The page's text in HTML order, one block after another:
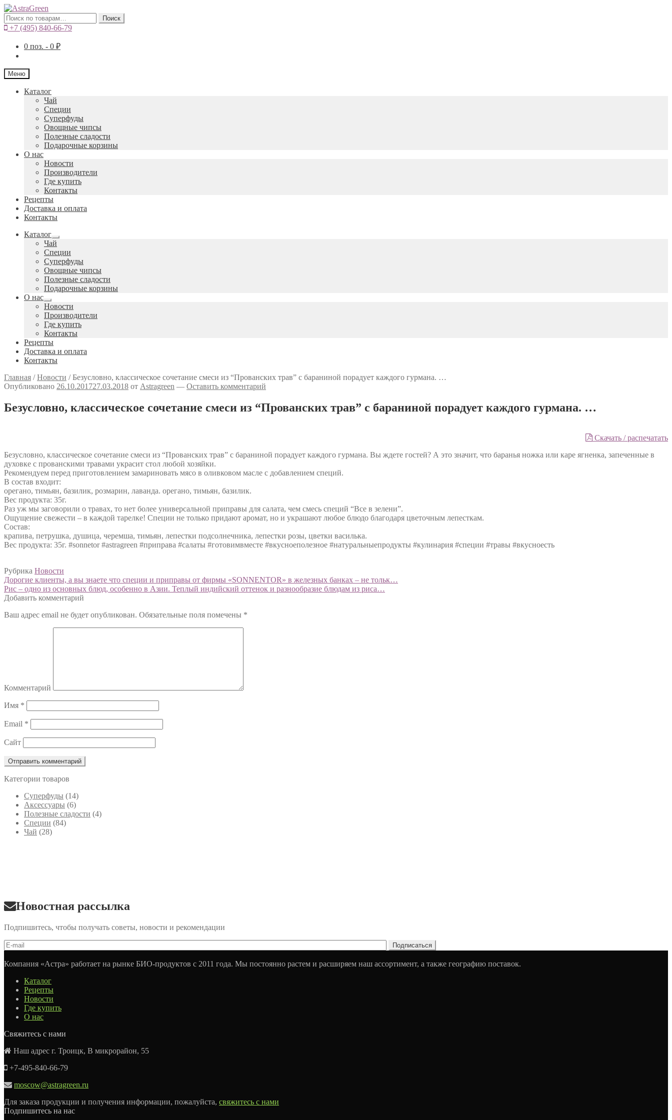
Искать: Поиск
+7 (495) 840-66-79
0 поз. - 0 ₽
Меню
Каталог
Чай
Специи
Cуперфуды
Овощные чипсы
Полезные сладости
Подарочные корзины
О нас
Новости
Производители
Где купить
Контакты
Рецепты
Доставка и оплата
Контакты
Каталог
Развернутое
вложенное
меню
Чай
Специи
Cуперфуды
Овощные чипсы
Полезные сладости
Подарочные корзины
О нас
Развернутое
вложенное
меню
Новости
Производители
Где купить
Контакты
Рецепты
Доставка и оплата
Контакты
Главная /Новости /Безусловно, классическое сочетание смеси из “Прованских трав” с бараниной порадует каждого гурмана. …
Опубликовано 26.10.201727.03.2018 от Astragreen — Оставить комментарий
Безусловно, классическое сочетание смеси из “Прованских трав” с бараниной порадует каждого гурмана. …
Скачать / распечатать
Безусловно, классическое сочетание смеси из “Прованских трав” с бараниной порадует каждого гурмана. Вы ждете гостей? А это значит, что баранья ножка или каре ягненка, запеченные в
духовке с прованскими травами украсит стол любой хозяйки.
Рекомендуем перед приготовлением замариновать мясо в оливковом масле с добавлением специй.
В состав входит:
орегано, тимьян, базилик, розмарин, лаванда. орегано, тимьян, базилик.
Вес продукта: 35г.
Раз уж мы заговорили о травах, то нет более универсальной приправы для салата, чем смесь специй “Все в зелени”.
Ощущение свежести – в каждой тарелке! Специи не только придают аромат, но и украшают любое блюдо благодаря цветочным лепесткам.
Состав:
крапива, петрушка, душица, черемша, тимьян, лепестки подсолнечника, лепестки розы, цветки василька.
Вес продукта: 35г. #sonnetor #astragreen #приправа #салаты #готовимвместе #вкусноеполезное #натуральныепродукты #кулинария #специи #травы #вкусноесть
Рубрика Новости
Навигация
по
Предыдущий:
Дорогие клиенты, а вы знаете что специи и приправы от фирмы «SONNENTOR» в железных банках – не тольк…
Следующий:
Рис – одно из основных блюд, особенно в Азии. Теплый индийский оттенок и разнообразие блюдам из риса…
Добавить комментарий
Ваш адрес email не будет опубликован. Обязательные поля помечены *
Комментарий
Имя *
Email *
Сайт
Категории товаров
Cуперфуды (14)
Аксессуары (6)
Полезные сладости (4)
Специи (84)
Чай (28)
Новостная рассылка
Подпишитесь, чтобы получать советы, новости и рекомендации
Компания «Астра» работает на рынке БИО-продуктов с 2011 года. Мы постоянно растем и расширяем наш ассортимент, а также географию поставок.
Каталог
Рецепты
Новости
Где купить
О нас
Свяжитесь с нами
Наш адрес г. Троицк, В микрорайон, 55
+7-495-840-66-79
moscow@astragreen.ru
Для заказа продукции и получения информации, пожалуйста, свяжитесь с нами
Подпишитесь на нас